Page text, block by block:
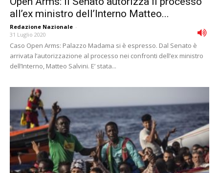
all’ex ministro dell’Interno Matteo...
Redazione Nazionale -
31 Luglio 2020
Caso Open Arms: Palazzo Madama si è espresso. Dal Senato è
arrivata l’autorizzazione al processo nei confronti dell’ex ministro
dell’Interno, Matteo Salvini. E’ stata...